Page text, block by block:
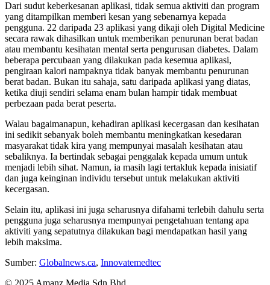
Dari sudut keberkesanan aplikasi, tidak semua aktiviti dan program
yang ditampilkan memberi kesan yang sebenarnya kepada
pengguna. 22 daripada 23 aplikasi yang dikaji oleh Digital Medicine
secara rawak dihasilkan untuk memberikan penurunan berat badan
atau membantu kesihatan mental serta pengurusan diabetes. Dalam
beberapa percubaan yang dilakukan pada kesemua aplikasi,
pengiraan kalori nampaknya tidak banyak membantu penurunan
berat badan. Bukan itu sahaja, satu daripada aplikasi yang diatas,
ketika diuji sendiri selama enam bulan hampir tidak membuat
perbezaan pada berat peserta.
Walau bagaimanapun, kehadiran aplikasi kecergasan dan kesihatan
ini sedikit sebanyak boleh membantu meningkatkan kesedaran
masyarakat tidak kira yang mempunyai masalah kesihatan atau
sebaliknya. Ia bertindak sebagai penggalak kepada umum untuk
menjadi lebih sihat. Namun, ia masih lagi tertakluk kepada inisiatif
dan juga keinginan individu tersebut untuk melakukan aktiviti
kecergasan.
Selain itu, aplikasi ini juga seharusnya difahami terlebih dahulu serta
pengguna juga seharusnya mempunyai pengetahuan tentang apa
aktiviti yang sepatutnya dilakukan bagi mendapatkan hasil yang
lebih maksima.
Sumber: Globalnews.ca, Innovatemedtec